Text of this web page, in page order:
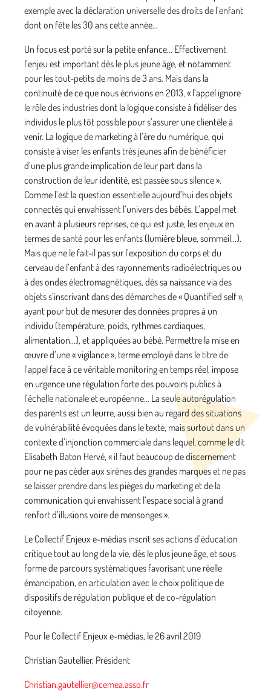
exemple avec la déclaration universelle des droits de l’enfant
dont on fête les 30 ans cette année…
Un focus est porté sur la petite enfance… Effectivement
l’enjeu est important dès le plus jeune âge, et notamment
pour les tout-petits de moins de 3 ans. Mais dans la
continuité de ce que nous écrivions en 2013, « l’appel ignore
le rôle des industries dont la logique consiste à fidéliser des
individus le plus tôt possible pour s’assurer une clientèle à
venir. La logique de marketing à l’ère du numérique, qui
consiste à viser les enfants très jeunes afin de bénéficier
d’une plus grande implication de leur part dans la
construction de leur identité, est passée sous silence ».
Comme l’est la question essentielle aujourd’hui des objets
connectés qui envahissent l’univers des bébés. L’appel met
en avant à plusieurs reprises, ce qui est juste, les enjeux en
termes de santé pour les enfants (lumière bleue, sommeil…).
Mais que ne le fait-il pas sur l’exposition du corps et du
cerveau de l’enfant à des rayonnements radioélectriques ou
à des ondes électromagnétiques, dès sa naissance via des
objets s’inscrivant dans des démarches de « Quantified self »,
ayant pour but de mesurer des données propres à un
individu (température, poids, rythmes cardiaques,
alimentation…), et appliquées au bébé. Permettre la mise en
œuvre d’une « vigilance », terme employé dans le titre de
l’appel face à ce véritable monitoring en temps réel, impose
en urgence une régulation forte des pouvoirs publics à
l’échelle nationale et européenne… La seule autorégulation
des parents est un leurre, aussi bien au regard des situations
de vulnérabilité évoquées dans le texte, mais surtout dans un
contexte d’injonction commerciale dans lequel, comme le dit
Elisabeth Baton Hervé, « il faut beaucoup de discernement
pour ne pas céder aux sirènes des grandes marques et ne pas
se laisser prendre dans les pièges du marketing et de la
communication qui envahissent l’espace social à grand
renfort d’illusions voire de mensonges ».
Le Collectif Enjeux e-médias inscrit ses actions d’éducation
critique tout au long de la vie, dès le plus jeune âge, et sous
forme de parcours systématiques favorisant une réelle
émancipation, en articulation avec le choix politique de
dispositifs de régulation publique et de co-régulation
citoyenne.
Pour le Collectif Enjeux e-médias, le 26 avril 2019
Christian Gautellier, Président
Christian.gautellier@cemea.asso.fr